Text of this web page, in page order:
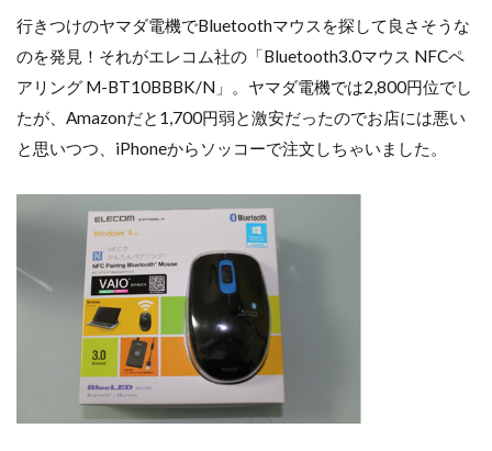
行きつけのヤマダ電機でBluetoothマウスを探して良さそうな
のを発見！それがエレコム社の「Bluetooth3.0マウス NFCペ
アリング M-BT10BBBK/N」。ヤマダ電機では2,800円位でし
たが、Amazonだと1,700円弱と激安だったのでお店には悪い
と思いつつ、iPhoneからソッコーで注文しちゃいました。